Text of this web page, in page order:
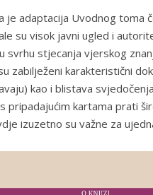
je adaptacija Uvodnog toma
su visok javni ugled i
svrhu stjecanja vjerskog
zabilježeni karakteristični
kao i blistava
pripadajućim kartama prati
izuzetno su važne za